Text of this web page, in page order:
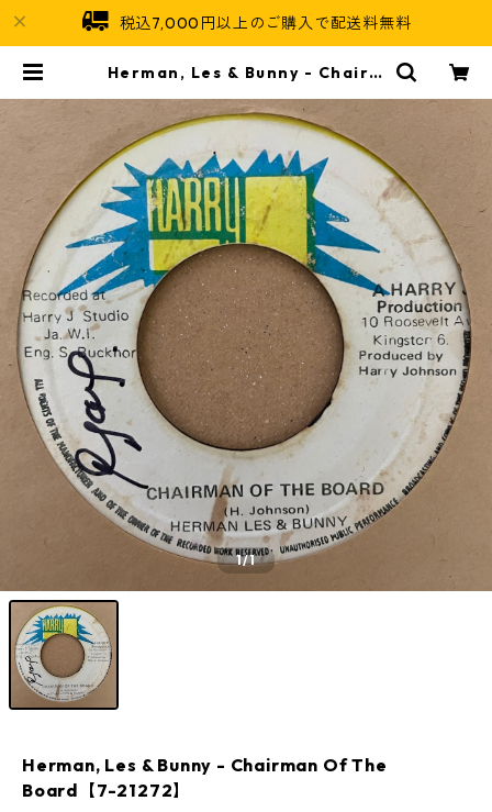
税込7,000円以上のご購入で配送料無料
Herman, Les & Bunny - Chairm
Jamaican Soul
1/1
Herman, Les & Bunny - Chairman Of The
Board【7-21272】